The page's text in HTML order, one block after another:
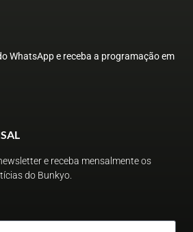
WhatsApp e receba a programação em
e receba mensalmente os
do Bunkyo.